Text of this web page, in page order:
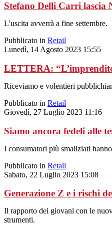
Stefano Delli Carri lascia
L'uscita avverrà a fine settembre.
Pubblicato in Retail
Lunedì, 14 Agosto 2023 15:55
LETTERA:
Riceviamo e volentieri
Pubblicato in Retail
Giovedì, 27 Luglio 2023 11:16
Siamo ancora fedeli alle
I consumatori più smaliziati
Pubblicato in Retail
Sabato, 22 Luglio 2023 15:08
Generazione Z e i rischi
Il rapporto dei giovani con le
strumenti.